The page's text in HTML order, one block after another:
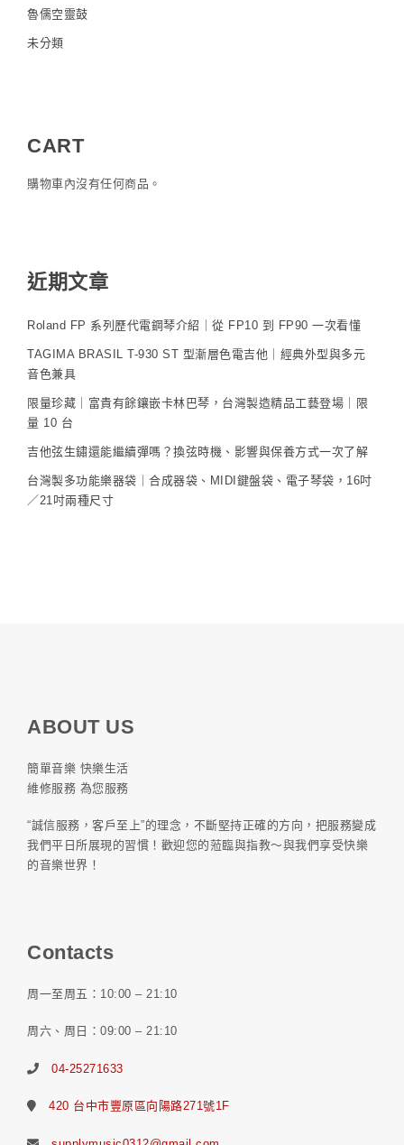
魯儒空靈鼓
未分類
CART
購物車內沒有任何商品。
近期文章
Roland FP 系列歷代電鋼琴介紹｜從 FP10 到 FP90 一次看懂
TAGIMA BRASIL T-930 ST 型漸層色電吉他｜經典外型與多元
音色兼具
限量珍藏｜富貴有餘鑲嵌卡林巴琴，台灣製造精品工藝登場｜限
量 10 台
吉他弦生鏽還能繼續彈嗎？換弦時機、影響與保養方式一次了解
台灣製多功能樂器袋｜合成器袋、MIDI鍵盤袋、電子琴袋，16吋
／21吋兩種尺寸
ABOUT US
簡單音樂 快樂生活
維修服務 為您服務
“誠信服務，客戶至上”的理念，不斷堅持正確的方向，把服務變成
我們平日所展現的習慣！歡迎您的蒞臨與指教～與我們享受快樂
的音樂世界！
Contacts
周一至周五：10:00 – 21:10
周六、周日：09:00 – 21:10
04-25271633
420 台中市豐原區向陽路271號1F